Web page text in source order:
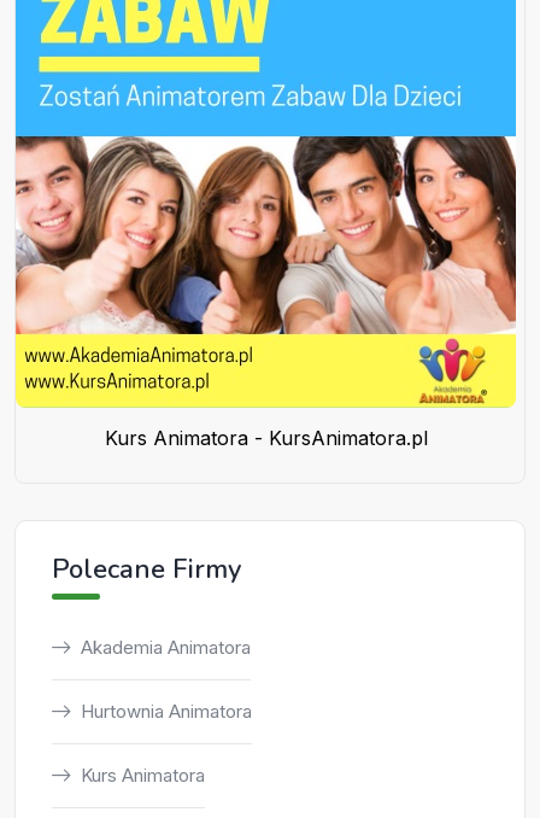
Kurs Animatora - KursAnimatora.pl
Polecane Firmy
Akademia Animatora
Hurtownia Animatora
Kurs Animatora